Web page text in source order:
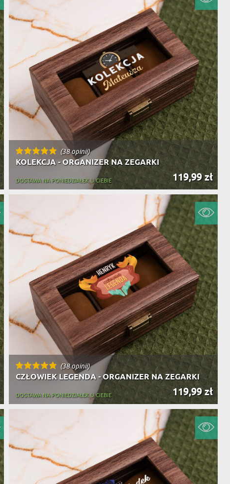
(38 opinii)
KOLEKCJA - ORGANIZER NA ZEGARKI
119,99 zł
DOSTAWA NA PONIEDZIAŁEK U CIEBIE
(38 opinii)
CZŁOWIEK LEGENDA - ORGANIZER NA ZEGARKI
119,99 zł
DOSTAWA NA PONIEDZIAŁEK U CIEBIE